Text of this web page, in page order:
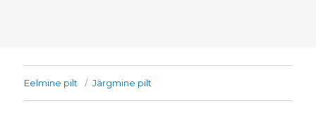
Eelmine pilt Järgmine pilt